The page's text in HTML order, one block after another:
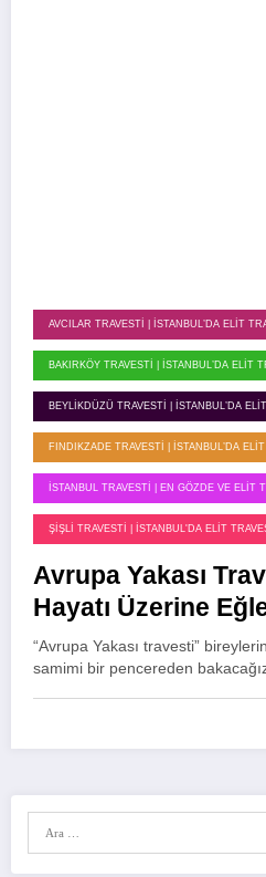
AVCILAR TRAVESTI | İSTANBUL’DA ELIT
BAKIRKÖY TRAVESTI | İSTANBUL’DA ELIT
BEYLIKDÜZÜ TRAVESTI | İSTANBUL’DA
FINDIKZADE TRAVESTI | İSTANBUL’DA
İSTANBUL TRAVESTI | EN GÖZDE VE ELIT
ŞIŞLI TRAVESTI | İSTANBUL'DA ELIT
Avrupa Yakası
Hayatı Üzerine
“Avrupa Yakası travesti”
samimi bir pencereden